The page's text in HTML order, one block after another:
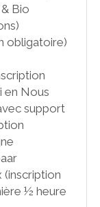
Bio
obligatoire)
en Nous
support
(inscription
½ heure